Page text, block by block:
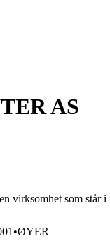
AS
virksomhet som
•ØYER